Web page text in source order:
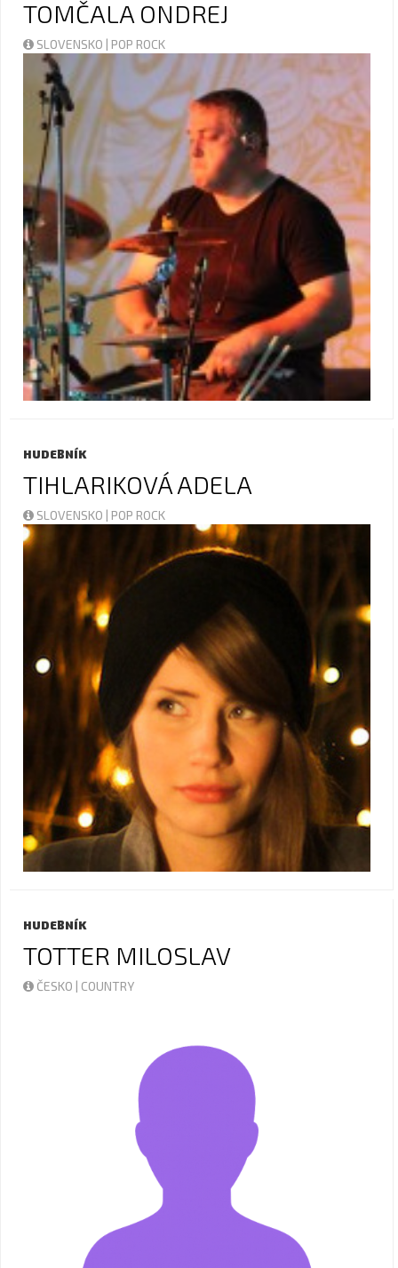
TOMČALA ONDREJ
SLOVENSKO | POP ROCK
HUDEBNÍK
TIHLARIKOVÁ ADELA
SLOVENSKO | POP ROCK
HUDEBNÍK
TOTTER MILOSLAV
ČESKO | COUNTRY